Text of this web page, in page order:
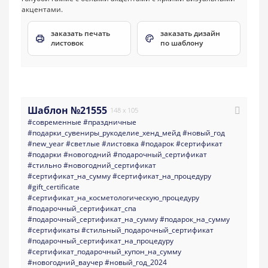
заказать печать
листовок
заказать дизайн
по шаблону
Шаблон №21555 148 x 105
#современные #праздничные
#подарки_сувениры_рукоделие_хенд_мейд#новый_год
#new_year#светлые #листовка #подарок#сертификат
#подарки #новогодний #подарочный_сертификат
#стильно#новогодний_сертификат
#сертификат_на_сумму#сертификат_на_процедуру
#gift_certificate
#сертификат_на_косметологическую_процедуру
#подарочный_сертификат_спа
#подарочный_сертификат_на_сумму#подарок_на_сумму
#сертификаты#стильный_подарочный_сертификат
#подарочный_сертификат_на_процедуру
#сертификат_подарочный_купон_на_сумму
#новогодний_ваучер#новый_год_2024